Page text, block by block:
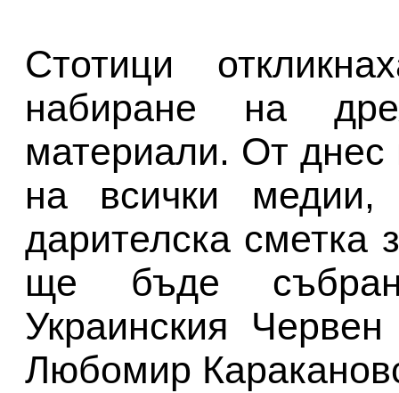
Стотици
набиране на
материали. От днес
на всички
дарителска сметка
ще бъде
Украинския
Любомир